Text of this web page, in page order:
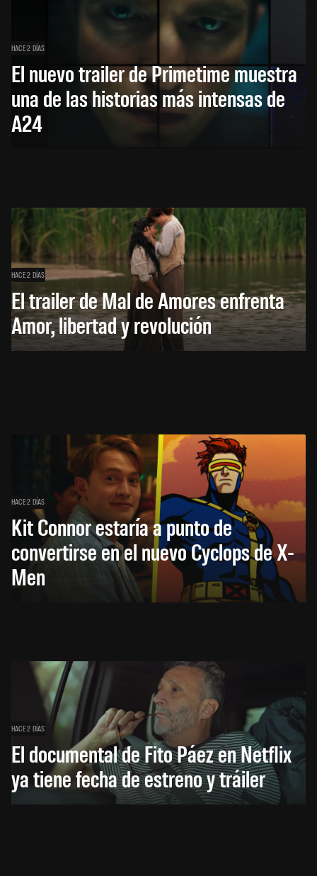
HACE 2 DÍAS
El nuevo trailer de Primetime muestra
una de las historias más intensas de
A24
HACE 2 DÍAS
El trailer de Mal de Amores enfrenta
Amor, libertad y revolución
HACE 2 DÍAS
Kit Connor estaría a punto de
convertirse en el nuevo Cyclops de X-
Men
HACE 2 DÍAS
El documental de Fito Páez en Netflix
ya tiene fecha de estreno y tráiler